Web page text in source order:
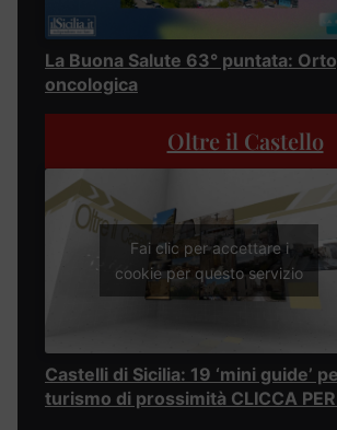
La Buona Salute 63° puntata:
oncologica
Oltre il Castello
Fai clic per accettare i
cookie per questo servizio
Castelli di Sicilia: 19 ‘mini guide’
turismo di prossimità CLICCA PER